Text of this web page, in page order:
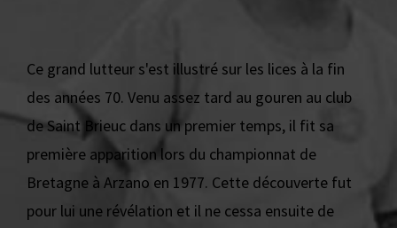
Ce grand lutteur s'est illustré sur les lices à la fin
des années 70. Venu assez tard au gouren au club
de Saint Brieuc dans un premier temps, il fit sa
première apparition lors du championnat de
Bretagne à Arzano en 1977. Cette découverte fut
pour lui une révélation et il ne cessa ensuite de